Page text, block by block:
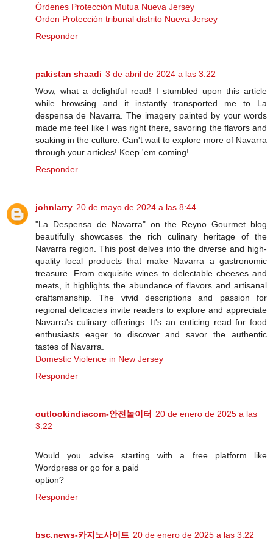
Órdenes Protección Mutua Nueva Jersey
Orden Protección tribunal distrito Nueva Jersey
Responder
pakistan shaadi 3 de abril de 2024 a las 3:22
Wow, what a delightful read! I stumbled upon this article
while browsing and it instantly transported me to La
despensa de Navarra. The imagery painted by your words
made me feel like I was right there, savoring the flavors and
soaking in the culture. Can't wait to explore more of Navarra
through your articles! Keep 'em coming!
Responder
johnlarry 20 de mayo de 2024 a las 8:44
"La Despensa de Navarra" on the Reyno Gourmet blog
beautifully showcases the rich culinary heritage of the
Navarra region. This post delves into the diverse and high-
quality local products that make Navarra a gastronomic
treasure. From exquisite wines to delectable cheeses and
meats, it highlights the abundance of flavors and artisanal
craftsmanship. The vivid descriptions and passion for
regional delicacies invite readers to explore and appreciate
Navarra's culinary offerings. It's an enticing read for food
enthusiasts eager to discover and savor the authentic
tastes of Navarra.
Domestic Violence in New Jersey
Responder
outlookindiacom-안전놀이터
20 de enero de 2025 a las
3:22
Would you advise starting with a free platform like
Wordpress or go for a paid
option?
Responder
bsc.news-카지노사이트 20 de enero de 2025 a las 3:22